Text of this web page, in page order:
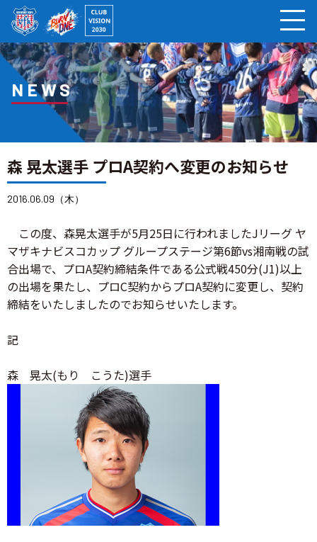
NEWS
森 晃太選手 プロA契約へ変更のお知らせ
2016.06.09（木）
この度、森晃太選手が5月25日に行われましたJリーグ ヤ
マザキナビスコカップ グループステージ第6節vs湘南戦の試
合出場で、プロA契約締結条件である公式戦450分(J1)以上
の出場を果たし、プロC契約からプロA契約に変更し、契約
締結をいたしましたのでお知らせいたします。
記
森 晃太(もり こうた)選手